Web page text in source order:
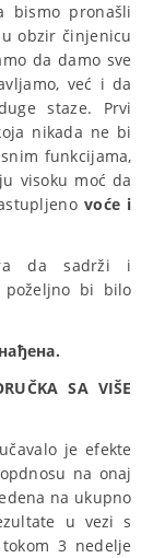
bismo pronašli
obzir činjenicu
da damo sve
već i da
staze. Prvi
nikada ne bi
funkcijama,
visoku moć da
voće i
da sadrži i
bi bilo
SA VIŠE
je efekte
na onaj
na ukupno
u vezi s
3 nedelje